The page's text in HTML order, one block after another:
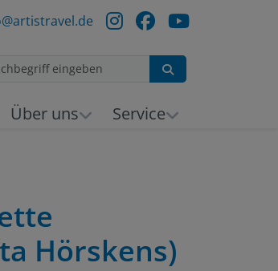
Über uns Service
Hörskens)